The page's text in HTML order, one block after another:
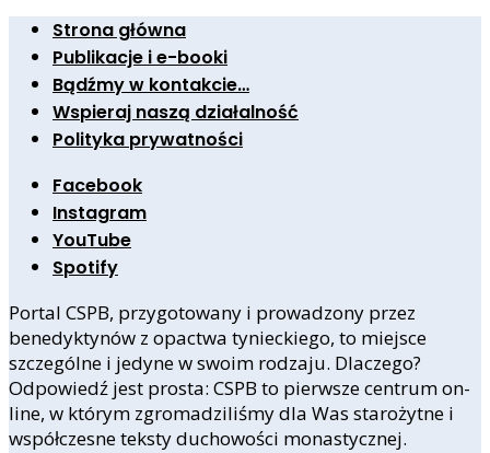
Strona główna
Publikacje i e-booki
Bądźmy w kontakcie…
Wspieraj naszą działalność
Polityka prywatności
Facebook
Instagram
YouTube
Spotify
Portal CSPB, przygotowany i prowadzony przez
benedyktynów z opactwa tynieckiego, to miejsce
szczególne i jedyne w swoim rodzaju. Dlaczego?
Odpowiedź jest prosta: CSPB to pierwsze centrum on-
line, w którym zgromadziliśmy dla Was starożytne i
współczesne teksty duchowości monastycznej.